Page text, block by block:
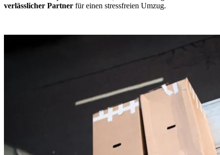
verlässlicher Partner für einen stressfreien Umzug.